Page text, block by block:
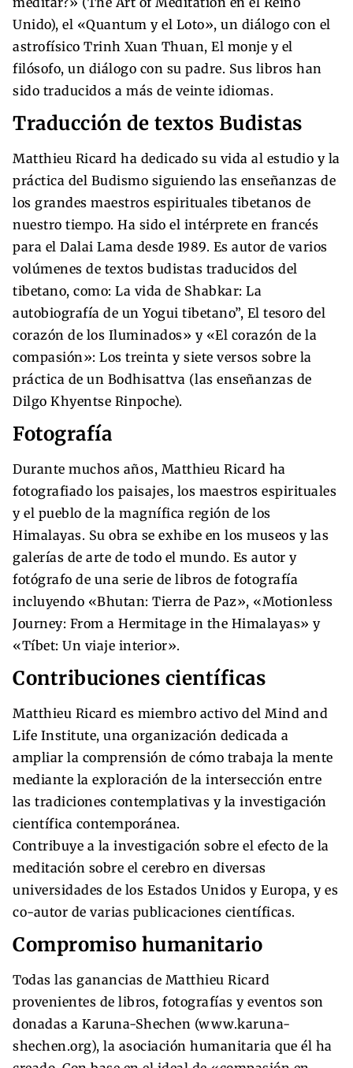
Unido), el «Quantum y el Loto», un diálogo con el
astrofísico Trinh Xuan Thuan, El monje y el
filósofo, un diálogo con su padre. Sus libros han
sido traducidos a más de veinte idiomas.
Traducción de textos Budistas
Matthieu Ricard ha dedicado su vida al estudio y la
práctica del Budismo siguiendo las enseñanzas de
los grandes maestros espirituales tibetanos de
nuestro tiempo. Ha sido el intérprete en francés
para el Dalai Lama desde 1989. Es autor de varios
volúmenes de textos budistas traducidos del
tibetano, como: La vida de Shabkar: La
autobiografía de un Yogui tibetano”, El tesoro del
corazón de los Iluminados» y «El corazón de la
compasión»: Los treinta y siete versos sobre la
práctica de un Bodhisattva (las enseñanzas de
Dilgo Khyentse Rinpoche).
Fotografía
Durante muchos años, Matthieu Ricard ha
fotografiado los paisajes, los maestros espirituales
y el pueblo de la magnífica región de los
Himalayas. Su obra se exhibe en los museos y las
galerías de arte de todo el mundo. Es autor y
fotógrafo de una serie de libros de fotografía
incluyendo «Bhutan: Tierra de Paz», «Motionless
Journey: From a Hermitage in the Himalayas» y
«Tíbet: Un viaje interior».
Contribuciones científicas
Matthieu Ricard es miembro activo del Mind and
Life Institute, una organización dedicada a
ampliar la comprensión de cómo trabaja la mente
mediante la exploración de la intersección entre
las tradiciones contemplativas y la investigación
científica contemporánea.
Contribuye a la investigación sobre el efecto de la
meditación sobre el cerebro en diversas
universidades de los Estados Unidos y Europa, y es
co-autor de varias publicaciones científicas.
Compromiso humanitario
Todas las ganancias de Matthieu Ricard
provenientes de libros, fotografías y eventos son
donadas a Karuna-Shechen (www.karuna-
shechen.org), la asociación humanitaria que él ha